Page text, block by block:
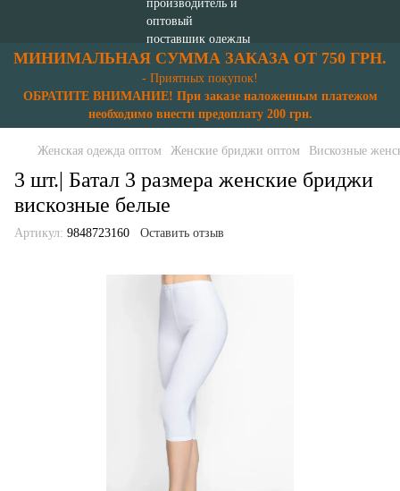
МИНИМАЛЬНАЯ СУММА ЗАКАЗА ОТ 750 ГРН.
- Приятных покупок!
ОБРАТИТЕ ВНИМАНИЕ! При заказе наложенным платежом
необходимо внести предоплату 200 грн.
Женская одежда оптом Женские бриджи оптом Вискозные
3 шт.| Батал 3 размера женские бриджи
вискозные белые
Артикул: 9848723160 Оставить отзыв